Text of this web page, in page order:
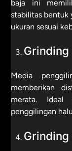
baja ini
stabilitas bentuk
ukuran sesuai
Media
memberikan
merata. Ideal
penggilingan
Grinding